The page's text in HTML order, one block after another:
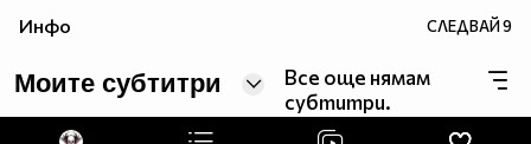
Инфо СЛЕДВАЙ9
Моите субтитри
Все още нямам
субтитри.